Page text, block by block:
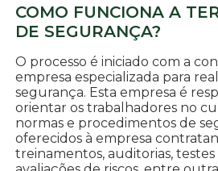
COMO FUNCIONA A
DE SEGURANÇA?
O processo é iniciado com a
empresa especializada para
segurança. Esta empresa é
orientar os trabalhadores no
normas e procedimentos de
oferecidos à empresa
treinamentos, auditorias,